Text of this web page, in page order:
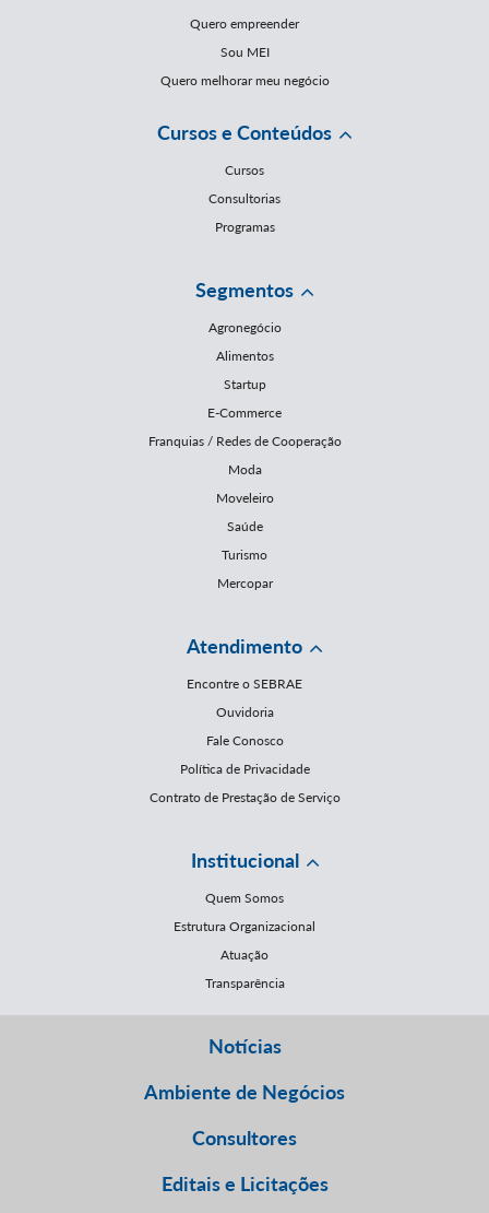
Quero empreender
Sou MEI
Quero melhorar meu negócio
Cursos e Conteúdos
Cursos
Consultorias
Programas
Segmentos
Agronegócio
Alimentos
Startup
E-Commerce
Franquias / Redes de Cooperação
Moda
Moveleiro
Saúde
Turismo
Mercopar
Atendimento
Encontre o SEBRAE
Ouvidoria
Fale Conosco
Política de Privacidade
Contrato de Prestação de Serviço
Institucional
Quem Somos
Estrutura Organizacional
Atuação
Transparência
Notícias
Ambiente de Negócios
Consultores
Editais e Licitações